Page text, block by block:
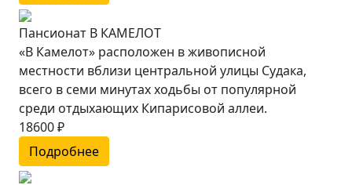
Пансионат В КАМЕЛОТ
«В Камелот» расположен в живописной
местности вблизи центральной улицы Судака,
всего в семи минутах ходьбы от популярной
среди отдыхающих Кипарисовой аллеи.
18600 ₽
Подробнее